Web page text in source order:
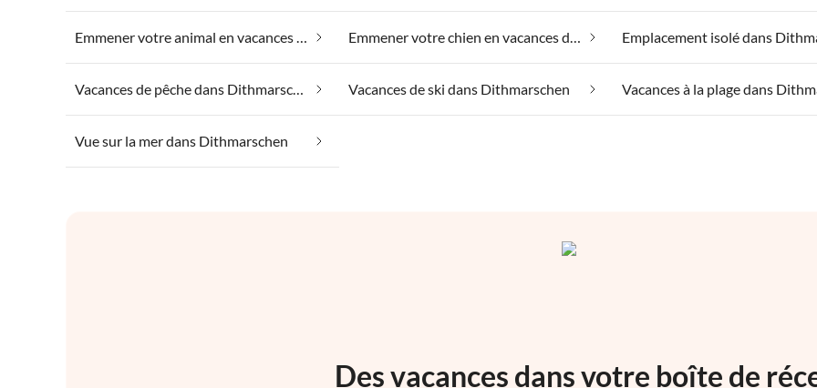
Emmener votre animal en vacances dans Dithmarschen Emmener votre chien en vacances dans Dithmarschen
Vacances de pêche dans Dithmarschen Vacances de ski dans Dithmarschen
Vue sur la mer dans Dithmarschen
Des vacances dans votre boîte de